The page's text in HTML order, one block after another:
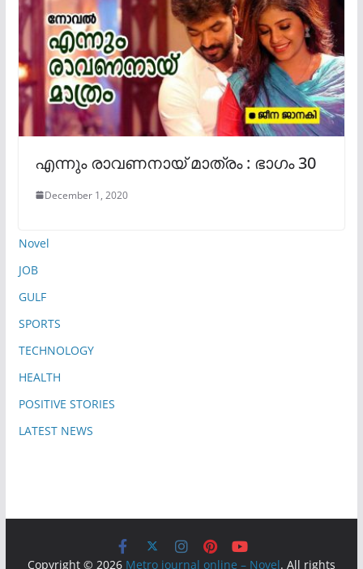
എന്നും രാവണനായ് മാത്രം : ഭാഗം 30
December 1, 2020
Novel
JOB
GULF
SPORTS
TECHNOLOGY
HEALTH
POSITIVE STORIES
LATEST NEWS
Copyright © 2026 Metro journal online – Novel. All rights